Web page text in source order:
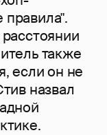
также
если он не
назвал